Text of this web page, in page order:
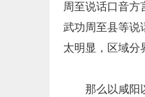
周至说话口音方
武功周至县等说
太明显，区域分
那么以咸阳